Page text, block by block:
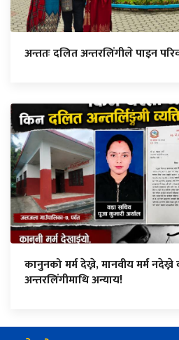
अन्ततः दलित अन्तरलिंगीले पाइन
कानुनको मर्म देख्ने, मानवीय मर्म
अन्तरलिंगीमाथि अन्याय!